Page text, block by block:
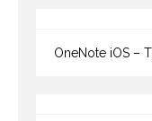
OneNote iOS –